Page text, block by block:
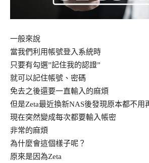
一般來說
當我們利用帳號登入系統時
只要有勾選”記住我的認證”
就可以記住帳號、密碼
免去之後還要一直輸入的麻煩
但是Zeta最近換新NAS後發現原本都不用
現在突然變成每次都要輸入帳密
非常的麻煩
為什麼會這個樣子呢？
原來是因為Zeta